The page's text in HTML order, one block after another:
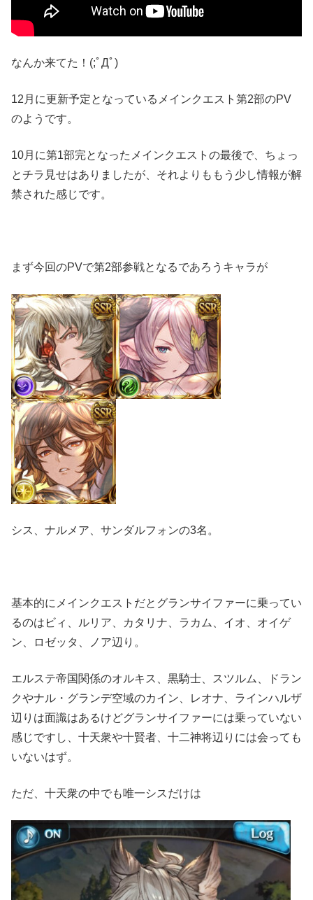
なんか来てた！(;ﾟДﾟ)
12月に更新予定となっているメインクエスト第2部のPV
のようです。
10月に第1部完となったメインクエストの最後で、ちょっ
とチラ見せはありましたが、それよりももう少し情報が解
禁された感じです。
まず今回のPVで第2部参戦となるであろうキャラが
シス、ナルメア、サンダルフォンの3名。
基本的にメインクエストだとグランサイファーに乗ってい
るのはビィ、ルリア、カタリナ、ラカム、イオ、オイゲ
ン、ロゼッタ、ノア辺り。
エルステ帝国関係のオルキス、黒騎士、スツルム、ドラン
クやナル・グランデ空域のカイン、レオナ、ラインハルザ
辺りは面識はあるけどグランサイファーには乗っていない
感じですし、十天衆や十賢者、十二神将辺りには会っても
いないはず。
ただ、十天衆の中でも唯一シスだけは